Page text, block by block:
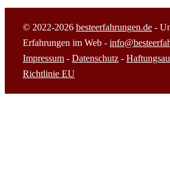
© 2022-2026 besteerfahrungen.de -
Erfahrungen im Web -
Impressum - Datenschutz -
Richtlinie EU